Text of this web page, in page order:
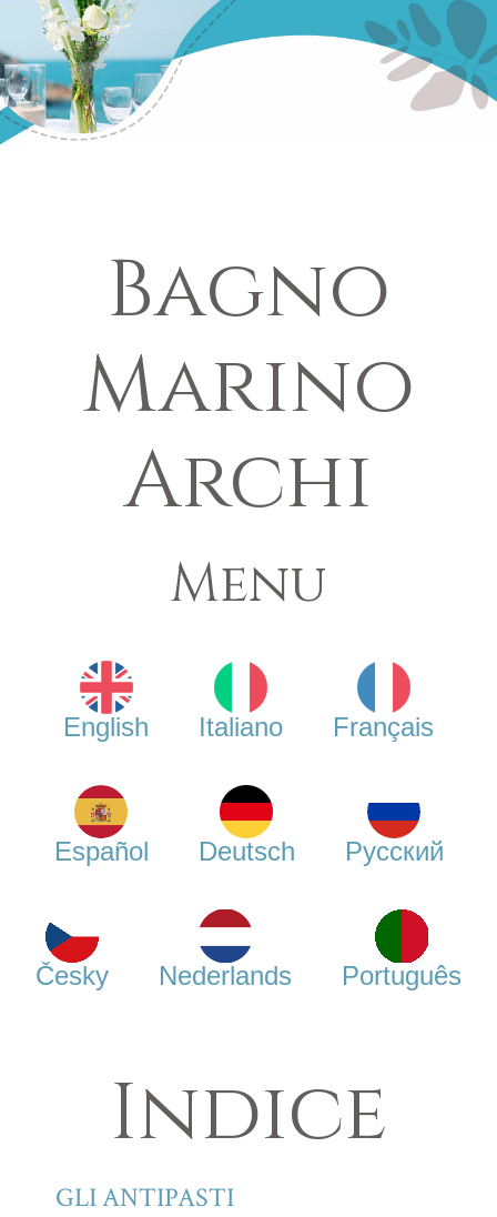
Bagno
Marino
Archi
Menu
English Italiano Français
Español Deutsch Русский
Česky Nederlands Português
Indice
GLI ANTIPASTI